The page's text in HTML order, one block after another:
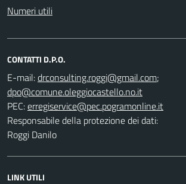
Numeri utili
CONTATTI D.P.O.
E-mail:
;
PEC:
Responsabile della protezione dei dati:
Roggi Danilo
LINK UTILI